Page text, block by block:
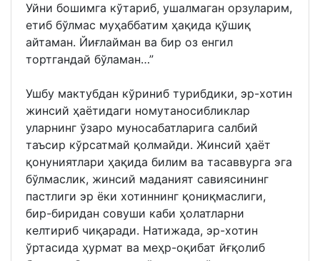
Уйни бошимга кўтариб, ушалмаган орзуларим,
етиб бўлмас муҳаббатим ҳақида қўшиқ
айтаман. Йиғлайман ва бир оз енгил
тортгандай бўламан…”
Ушбу мактубдан кўриниб турибдики, эр-хотин
жинсий ҳаётидаги номутаносибликлар
уларнинг ўзаро муносабатларига салбий
таъсир кўрсатмай қолмайди. Жинсий ҳаёт
қонуниятлари ҳақида билим ва тасаввурга эга
бўлмаслик, жинсий маданият савиясининг
пастлиги эр ёки хотиннинг қониқмаслиги,
бир-биридан совуши каби ҳолатларни
келтириб чиқаради. Натижада, эр-хотин
ўртасида ҳурмат ва меҳр-оқибат йғқолиб